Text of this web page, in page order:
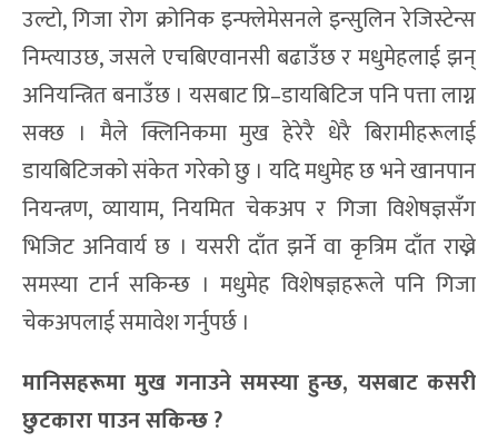
उल्टो, गिजा रोग क्रोनिक इन्फ्लेमेसनले इन्सुलिन रेजिस्टेन्स
निम्त्याउछ, जसले एचबिएवानसी बढाउँछ र मधुमेहलाई झन्
अनियन्त्रित बनाउँछ । यसबाट प्रि–डायबिटिज पनि पत्ता लाग्न
सक्छ । मैले क्लिनिकमा मुख हेरेरै धेरै बिरामीहरूलाई
डायबिटिजको संकेत गरेको छु । यदि मधुमेह छ भने खानपान
नियन्त्रण, व्यायाम, नियमित चेकअप र गिजा विशेषज्ञसँग
भिजिट अनिवार्य छ । यसरी दाँत झर्ने वा कृत्रिम दाँत राख्ने
समस्या टार्न सकिन्छ । मधुमेह विशेषज्ञहरूले पनि गिजा
चेकअपलाई समावेश गर्नुपर्छ ।
मानिसहरूमा मुख गनाउने समस्या हुन्छ, यसबाट कसरी
छुटकारा पाउन सकिन्छ ?